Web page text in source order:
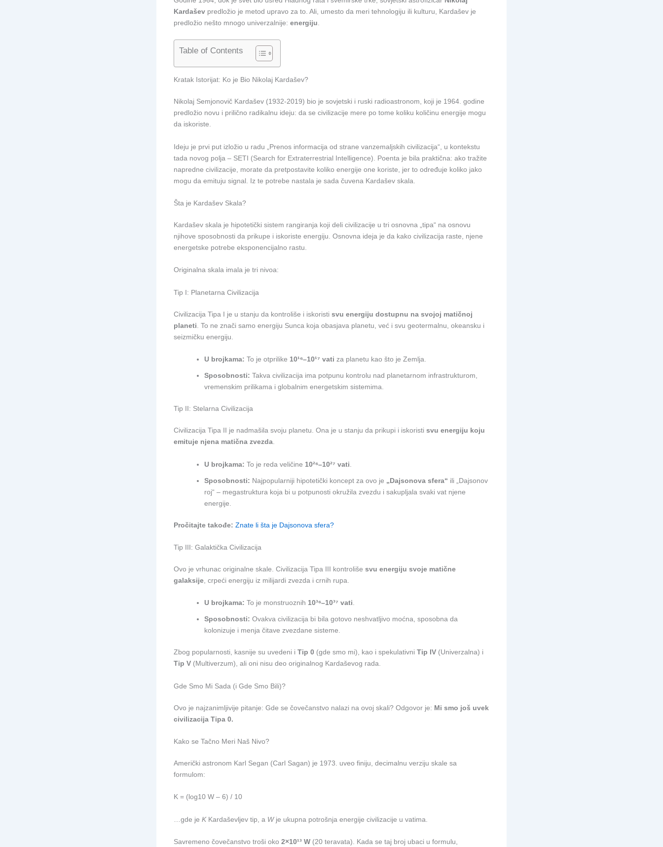
Kardašev predložio je metod upravo za to. Ali, umesto da meri tehnologiju ili kulturu, Kardašev je
predložio nešto mnogo univerzalnije: energiju
Table of Contents
Kratak Istorijat: Ko je Bio Nikolaj Kardašev?
Nikolaj Semjonovič Kardašev (1932-2019) bio je sovjetski i ruski radioastronom, koji je 1964. godine
predložio novu i prilično radikalnu ideju: da se civilizacije mere po tome koliku količinu energije mogu
da iskoriste.
Ideju je prvi put izložio u radu „Prenos informacija od strane vanzemaljskih civilizacija“, u kontekstu
tada novog polja – SETI (Search for Extraterrestrial Intelligence). Poenta je bila praktična: ako tražite
napredne civilizacije, morate da pretpostavite koliko energije one koriste, jer to određuje koliko jako
mogu da emituju signal. Iz te potrebe nastala je sada čuvena Kardašev skala.
Šta je Kardašev Skala?
Kardašev skala je hipotetički sistem rangiranja koji deli civilizacije u tri osnovna „tipa“ na osnovu
njihove sposobnosti da prikupe i iskoriste energiju. Osnovna ideja je da kako civilizacija raste, njene
energetske potrebe eksponencijalno rastu.
Originalna skala imala je tri nivoa:
Tip I: Planetarna Civilizacija
Civilizacija Tipa I je u stanju da kontroliše i iskoristi svu energiju dostupnu na svojoj matičnoj
planeti . To ne znači samo energiju Sunca koja obasjava planetu, već i svu geotermalnu, okeansku i
seizmičku energiju.
U brojkama: To je otprilike 10¹⁶–10¹⁷ vati za planetu kao što je Zemlja.
Sposobnosti: Takva civilizacija ima potpunu kontrolu nad planetarnom infrastrukturom,
vremenskim prilikama i globalnim energetskim sistemima.
Tip II: Stelarna Civilizacija
Civilizacija Tipa II je nadmašila svoju planetu. Ona je u stanju da prikupi i iskoristi svu energiju koju
emituje njena matična zvezda
U brojkama: To je reda veličine 10²⁶–10²⁷ vati
Sposobnosti: Najpopularniji hipotetički koncept za ovo je „Dajsonova sfera“ ili „Dajsonov
roj“ – megastruktura koja bi u potpunosti okružila zvezdu i sakupljala svaki vat njene
energije.
Pročitajte takođe: Znate li šta je Dajsonova sfera?
Tip III: Galaktička Civilizacija
Ovo je vrhunac originalne skale. Civilizacija Tipa III kontroliše svu energiju svoje matične
galaksije , crpeći energiju iz milijardi zvezda i crnih rupa.
U brojkama: To je monstruoznih 10³⁶–10³⁷ vati.
Sposobnosti: Ovakva civilizacija bi bila gotovo neshvatljivo moćna, sposobna da
kolonizuje i menja čitave zvezdane sisteme.
Zbog popularnosti, kasnije su uvedeni i Tip 0 (gde smo mi), kao i spekulativni Tip IV (Univerzalna) i
Tip V (Multiverzum), ali oni nisu deo originalnog Kardaševog rada.
Gde Smo Mi Sada (i Gde Smo Bili)?
Ovo je najzanimljivije pitanje: Gde se čovečanstvo nalazi na ovoj skali? Odgovor je: Mi smo još uvek
civilizacija Tipa 0.
Kako se Tačno Meri Naš Nivo?
Američki astronom Karl Segan (Carl Sagan) je 1973. uveo finiju, decimalnu verziju skale sa
formulom:
K = (log10 W – 6) / 10
…gde je KKardaševljev tip, a Wje ukupna potrošnja energije civilizacije u vatima.
Savremeno čovečanstvo troši oko 2×10¹³ W (20 teravata). Kada se taj broj ubaci u formulu,